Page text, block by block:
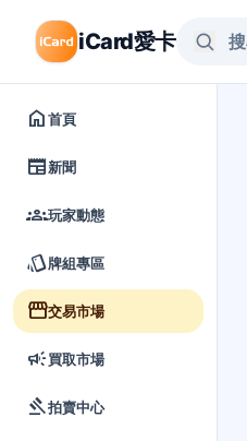
iCard愛卡
home首頁
newspaper新聞
groups玩家動態
style牌組專區
storefront交易市場
campaign買取市場
gavel拍賣中心